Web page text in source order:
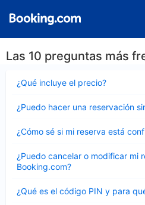
Las 10 preguntas más
¿Qué incluye el precio?
cerrado
¿Puedo hacer una reservación
cerrado
¿Cómo sé si mi reserva está
cerrado
¿Puedo cancelar o modificar mi
Booking.com?
cerrado
¿Qué es el código PIN y para
cerrado